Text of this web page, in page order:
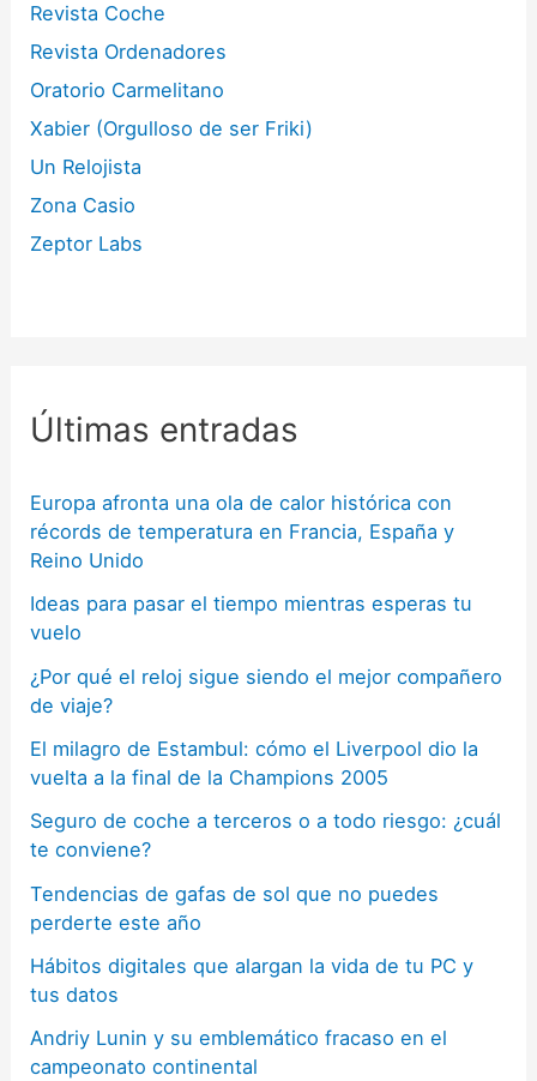
Revista Coche
Revista Ordenadores
Oratorio Carmelitano
Xabier (Orgulloso de ser Friki)
Un Relojista
Zona Casio
Zeptor Labs
Últimas entradas
Europa afronta una ola de calor histórica con
récords de temperatura en Francia, España y
Reino Unido
Ideas para pasar el tiempo mientras esperas tu
vuelo
¿Por qué el reloj sigue siendo el mejor compañero
de viaje?
El milagro de Estambul: cómo el Liverpool dio la
vuelta a la final de la Champions 2005
Seguro de coche a terceros o a todo riesgo: ¿cuál
te conviene?
Tendencias de gafas de sol que no puedes
perderte este año
Hábitos digitales que alargan la vida de tu PC y
tus datos
Andriy Lunin y su emblemático fracaso en el
campeonato continental